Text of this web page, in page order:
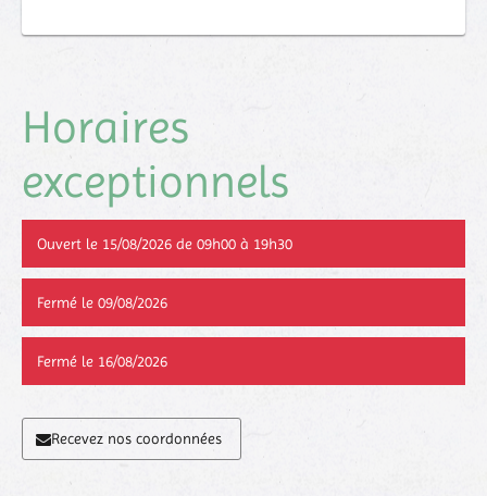
Horaires
exceptionnels
Ouvert le 15/08/2026 de 09h00 à 19h30
Fermé le 09/08/2026
Fermé le 16/08/2026
Recevez nos coordonnées